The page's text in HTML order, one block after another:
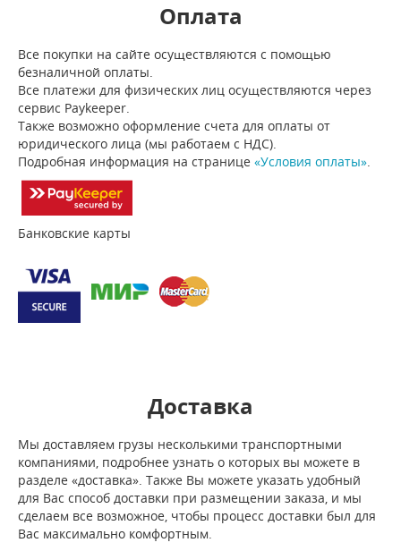
Оплата
Все покупки на сайте осуществляются с помощью
безналичной оплаты.
Все платежи для физических лиц осуществляются через
сервис Paykeeper.
Также возможно оформление счета для оплаты от
юридического лица (мы работаем с НДС).
Подробная информация на странице «Условия оплаты».
Банковские карты
Доставка
Мы доставляем грузы несколькими транспортными
компаниями, подробнее узнать о которых вы можете в
разделе «доставка». Также Вы можете указать удобный
для Вас способ доставки при размещении заказа, и мы
сделаем все возможное, чтобы процесс доставки был для
Вас максимально комфортным.